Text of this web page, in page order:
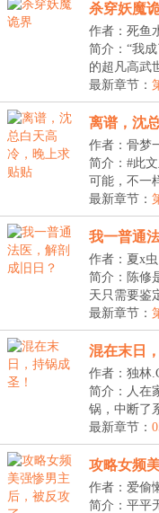
杀穿妖魔
作者：死鱼
简介：“我
的超凡高武
价...
最新章节：
离谱，沈
作者：骨梦
简介：#此
可能，不一
执....
最新章节：
我一普通
作者：夏x虫
简介：陈修
天只需要鉴
一...
最新章节：
混在末日
作者：独林
简介：人在
锅，中断了
月，...
最新章节：
攻略女频
作者：爱偷
简介：平平